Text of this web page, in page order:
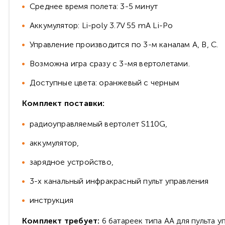
Среднее время полета: 3-5 минут
Аккумулятор: Li-poly 3.7V 55 mA Li-Po
Управление производится по 3-м каналам A, B, C.
Возможна игра сразу с 3-мя вертолетами.
Доступные цвета: оранжевый с черным
Комплект поставки:
радиоуправляемый вертолет S110G,
аккумулятор,
зарядное устройство,
3-х канальный инфракрасный пульт управления
инструкция
Комплект требует: 6 батареек типа АА для пульта